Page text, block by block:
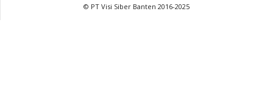
© PT Visi Siber Banten 2016-2025